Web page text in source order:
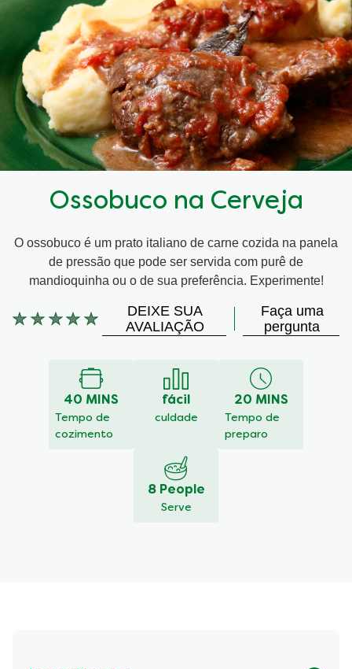
Ossobuco na Cerveja
O ossobuco é um prato italiano de carne cozida na panela
de pressão que pode ser servida com purê de
mandioquinha ou o de sua preferência. Experimente!
Nenhuma
DEIXE SUA
AVALIAÇÃO
Faça uma
pergunta
40 MINS
Tempo de
cozimento
fácil
culdade
20 MINS
Tempo de
preparo
8 People
Serve